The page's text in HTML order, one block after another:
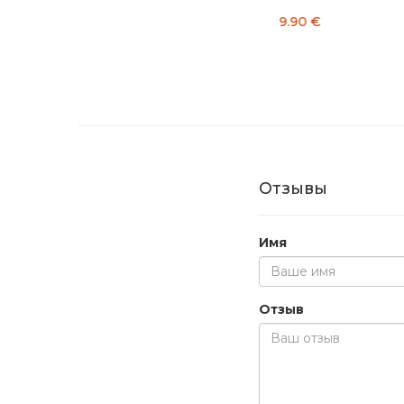
6.90 €
Отзывы
Имя
Отзыв